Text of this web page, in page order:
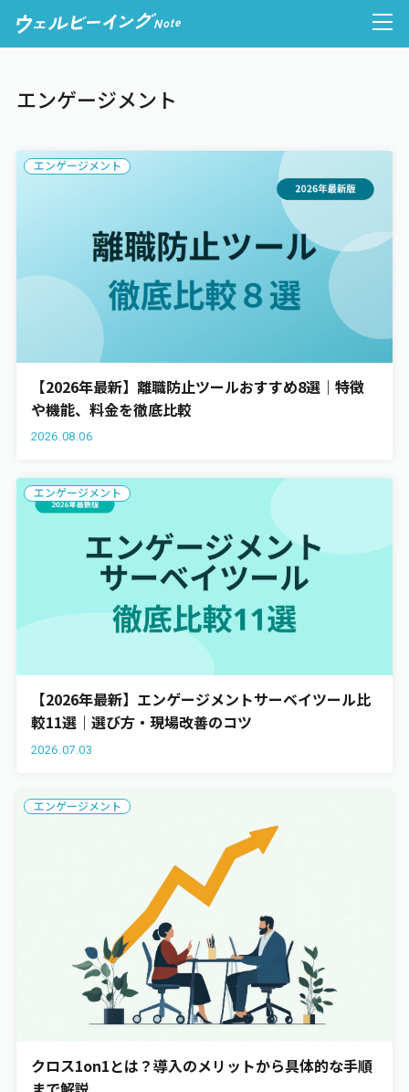
ウェルビーイング経営
健康経営
働き方
ワークライフバランス
お役立ち資料
エンゲージメント
エンゲージメント
【2026年最新】離職防止ツールおすすめ8選｜特徴
や機能、料金を徹底比較
2026.08.06
エンゲージメント
【2026年最新】エンゲージメントサーベイツール比
較11選｜選び方・現場改善のコツ
2026.07.03
エンゲージメント
クロス1on1とは？導入のメリットから具体的な手順